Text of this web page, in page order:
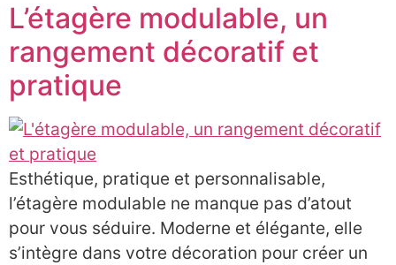
L’étagère modulable, un
rangement décoratif et
pratique
Esthétique, pratique et personnalisable,
l’étagère modulable ne manque pas d’atout
pour vous séduire. Moderne et élégante, elle
s’intègre dans votre décoration pour créer un